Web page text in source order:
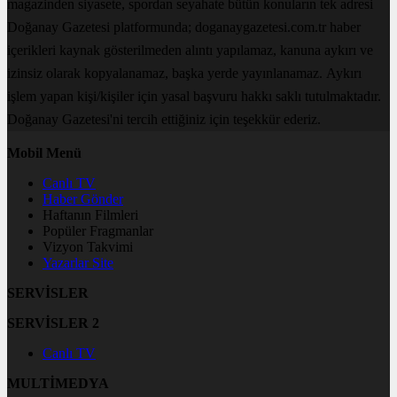
magazinden siyasete, spordan seyahate bütün konuların tek adresi
Doğanay Gazetesi platformunda; doganaygazetesi.com.tr haber
içerikleri kaynak gösterilmeden alıntı yapılamaz, kanuna aykırı ve
izinsiz olarak kopyalanamaz, başka yerde yayınlanamaz. Aykırı
işlem yapan kişi/kişiler için yasal başvuru hakkı saklı tutulmaktadır.
Doğanay Gazetesi'ni tercih ettiğiniz için teşekkür ederiz.
Mobil Menü
Canlı TV
Haber Gönder
Haftanın Filmleri
Popüler Fragmanlar
Vizyon Takvimi
Yazarlar Site
SERVİSLER
SERVİSLER 2
Canlı TV
MULTİMEDYA